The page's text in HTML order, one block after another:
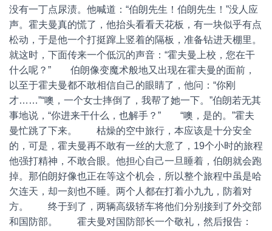
没有一丁点尿渍。他喊道：“伯朗先生！伯朗先生！”没人应
声。霍夫曼真的慌了，他抬头看看天花板，有一块似乎有点
松动，于是他一个打挺蹿上竖着的隔板，准备钻进天棚里。
就这时，下面传来一个低沉的声音：“霍夫曼上校，您在干
什么呢？” 伯朗像变魔术般地又出现在霍夫曼的面前，
以至于霍夫曼都不敢相信自己的眼睛了，他问：“你刚
才……”“噢，一个女士摔倒了，我帮了她一下。”伯朗若无其
事地说，“你进来干什么，也解手？” “噢，是的。”霍夫
曼忙跳了下来。 枯燥的空中旅行，本应该是十分安全
的，可是，霍夫曼再不敢有一丝的大意了，19个小时的旅程
他强打精神，不敢合眼。他担心自己一旦睡着，伯朗就会跑
掉。那伯朗好像也正在等这个机会，所以整个旅程中虽是哈
欠连天，却一刻也不睡。两个人都在打着小九九，防着对
方。 终于到了，两辆高级轿车将他们分别接到了外交部
和国防部。 霍夫曼对国防部长一个敬礼，然后报告：